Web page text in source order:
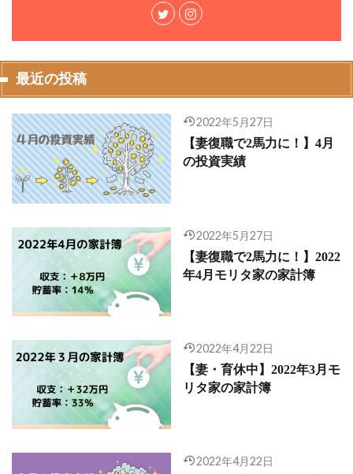
最近の投稿
2022年5月27日
【妻復職で2馬力に！】4月
の投資実績
2022年5月27日
【妻復職で2馬力に！】2022
年4月モリタ家の家計簿
2022年4月22日
【妻・育休中】2022年3月モ
リタ家の家計簿
2022年4月22日